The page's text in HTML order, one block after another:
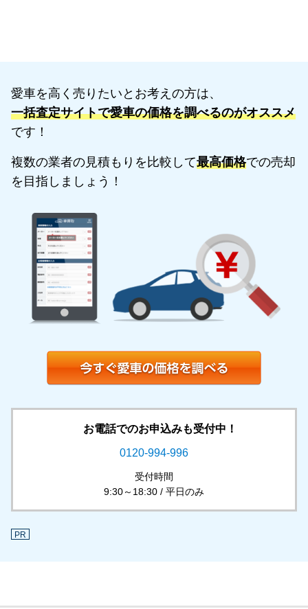
愛車を高く売りたいとお考えの方は、
一括査定サイトで愛車の価格を調べるのがオススメ
です！
複数の業者の見積もりを比較して最高価格での売却
を目指しましょう！
お電話でのお申込みも受付中！
0120-994-996
受付時間
9:30～18:30 / 平日のみ
PR